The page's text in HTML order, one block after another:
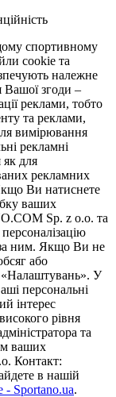
спортивному
cookie та
належне
Вашої згоди –
реклами, тобто
та реклами,
вимірювання
рекламні
як для
рекламних
Ви натиснете
ваших
Sp. z o.o. та
ним. Якщо Ви не
або
«Налаштувань». У
персональні
інтерес
рівня
та
ваших
Контакт:
в нашій
- Sportano.ua.